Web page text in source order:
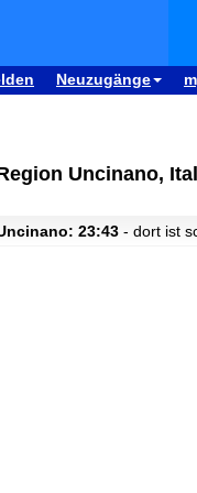
Neuzugänge
Uncinano,
23:43 - dort ist